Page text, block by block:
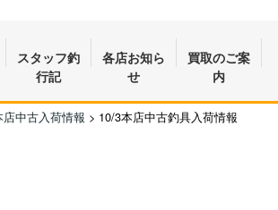
スタッフ釣
行記
各店お知ら
せ
買取のご案
内
店中古入荷情報 > 10/3本店中古釣具入荷情報